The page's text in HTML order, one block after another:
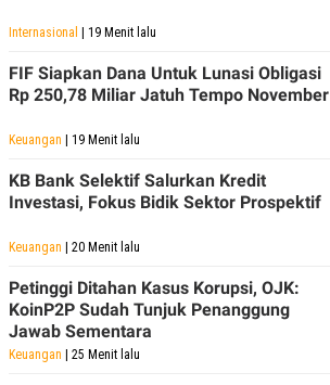
Internasional | 19 Menit lalu
FIF Siapkan Dana Untuk Lunasi Obligasi
Rp 250,78 Miliar Jatuh Tempo November
Keuangan | 19 Menit lalu
KB Bank Selektif Salurkan Kredit
Investasi, Fokus Bidik Sektor Prospektif
Keuangan | 20 Menit lalu
Petinggi Ditahan Kasus Korupsi, OJK:
KoinP2P Sudah Tunjuk Penanggung
Jawab Sementara
Keuangan | 25 Menit lalu